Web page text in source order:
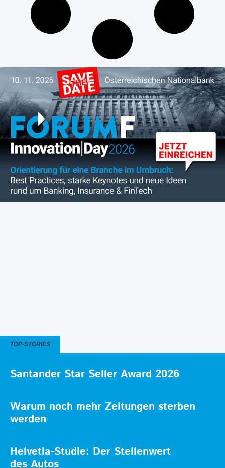
TOP-STORIES
Santander Star Seller Award 2026
Warum noch mehr Zeitungen sterben
werden
Helvetia-Studie: Der Stellenwert
des Autos